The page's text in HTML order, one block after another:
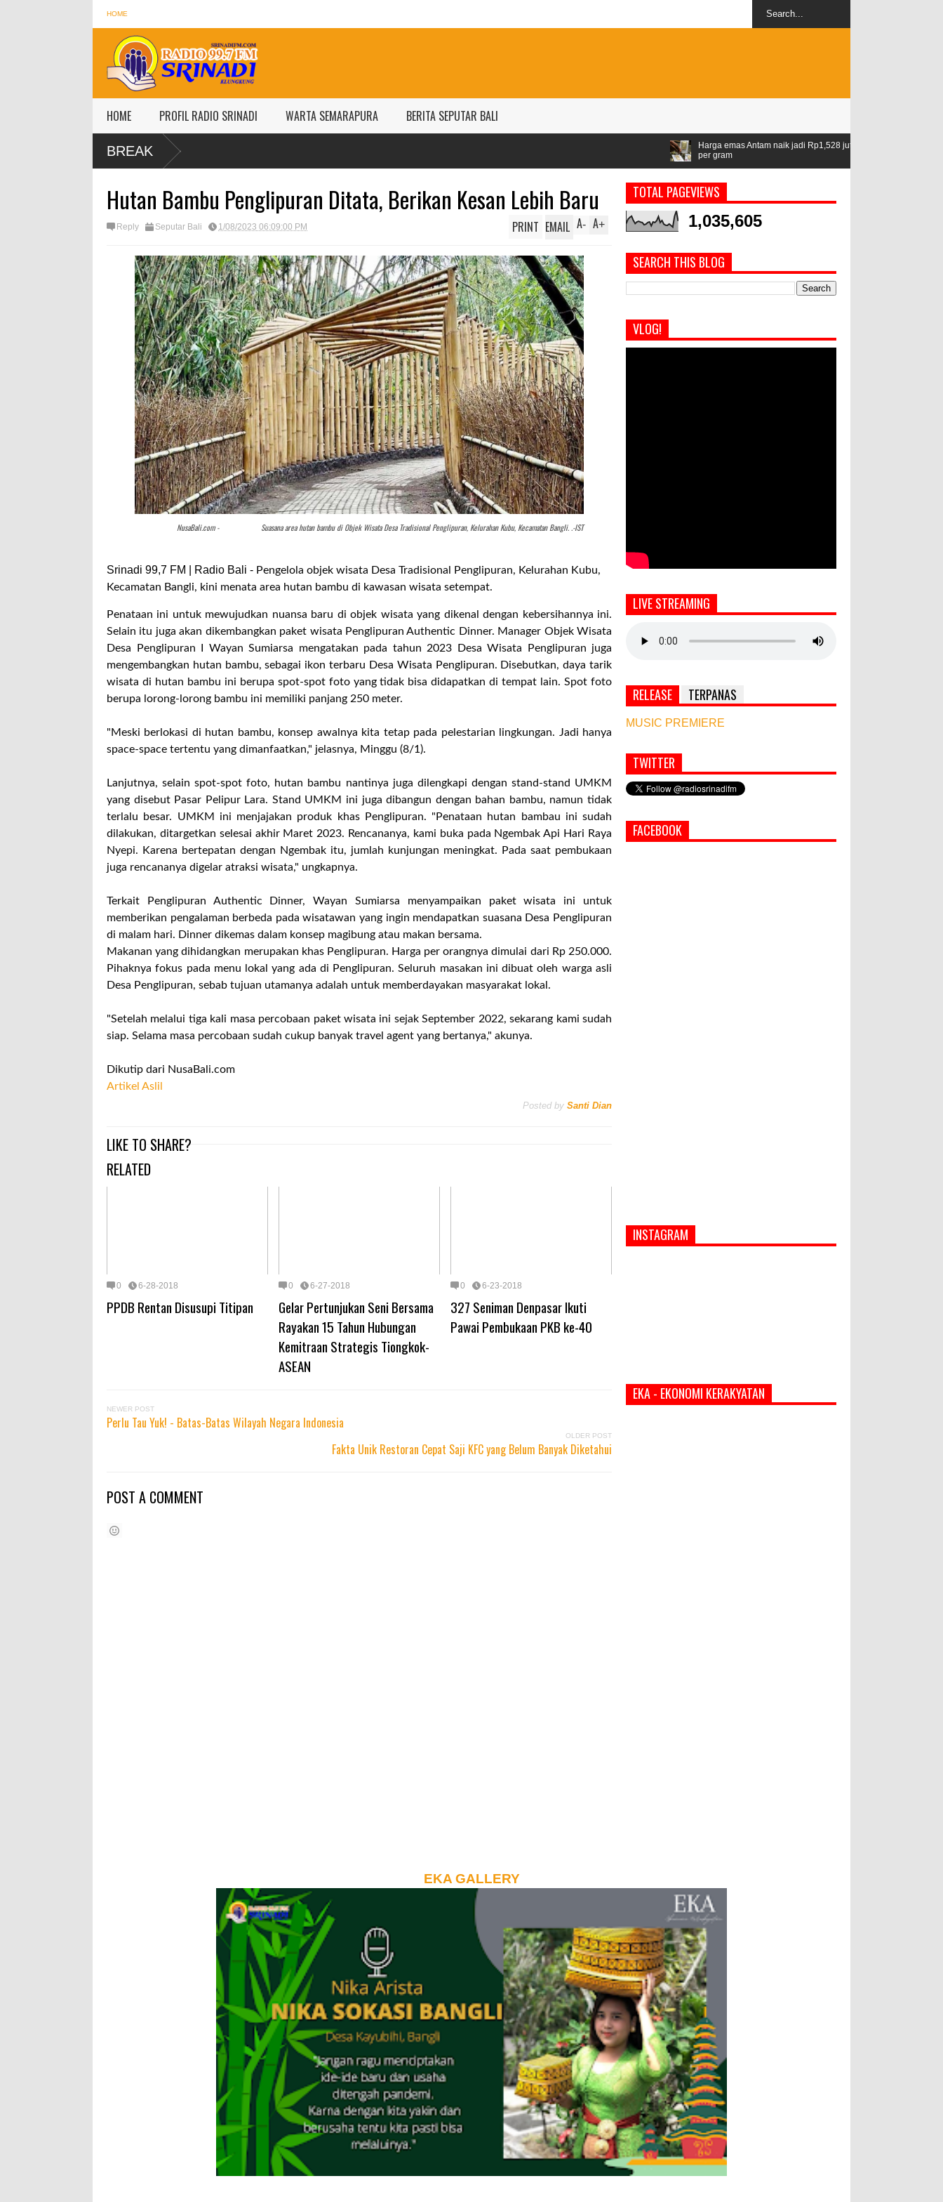
HOME
HOME PROFIL RADIO SRINADI WARTA SEMARAPURA BERITA SEPUTAR BALI
BREAK
Harga emas Antam naik jadi Rp1,528 juta
Airlangga: ASEAN jadi
Hutan Bambu Penglipuran Ditata, Berikan Kesan Lebih Baru
Reply Seputar Bali 1/08/2023 06:09:00 PM A+
A-
PRINT EMAIL
NusaBali.com - Suasana area hutan bambu di Objek Wisata Desa Tradisional Penglipuran, Kelurahan Kubu, Kecamatan Bangli. .-IST
Srinadi 99,7 FM | Radio Bali - Pengelola objek wisata Desa Tradisional Penglipuran, Kelurahan Kubu,
Kecamatan Bangli, kini menata area hutan bambu di kawasan wisata setempat.
Penataan ini untuk mewujudkan nuansa baru di objek wisata yang dikenal dengan kebersihannya ini.
Selain itu juga akan dikembangkan paket wisata Penglipuran Authentic Dinner. Manager Objek Wisata
Desa Penglipuran I Wayan Sumiarsa mengatakan pada tahun 2023 Desa Wisata Penglipuran juga
mengembangkan hutan bambu, sebagai ikon terbaru Desa Wisata Penglipuran. Disebutkan, daya tarik
wisata di hutan bambu ini berupa spot-spot foto yang tidak bisa didapatkan di tempat lain. Spot foto
berupa lorong-lorong bambu ini memiliki panjang 250 meter.
"Meski berlokasi di hutan bambu, konsep awalnya kita tetap pada pelestarian lingkungan. Jadi hanya
space-space tertentu yang dimanfaatkan," jelasnya, Minggu (8/1).
Lanjutnya, selain spot-spot foto, hutan bambu nantinya juga dilengkapi dengan stand-stand UMKM
yang disebut Pasar Pelipur Lara. Stand UMKM ini juga dibangun dengan bahan bambu, namun tidak
terlalu besar. UMKM ini menjajakan produk khas Penglipuran. "Penataan hutan bambau ini sudah
dilakukan, ditargetkan selesai akhir Maret 2023. Rencananya, kami buka pada Ngembak Api Hari Raya
Nyepi. Karena bertepatan dengan Ngembak itu, jumlah kunjungan meningkat. Pada saat pembukaan
juga rencananya digelar atraksi wisata," ungkapnya.
Terkait Penglipuran Authentic Dinner, Wayan Sumiarsa menyampaikan paket wisata ini untuk
memberikan pengalaman berbeda pada wisatawan yang ingin mendapatkan suasana Desa Penglipuran
di malam hari. Dinner dikemas dalam konsep magibung atau makan bersama.
Makanan yang dihidangkan merupakan khas Penglipuran. Harga per orangnya dimulai dari Rp 250.000.
Pihaknya fokus pada menu lokal yang ada di Penglipuran. Seluruh masakan ini dibuat oleh warga asli
Desa Penglipuran, sebab tujuan utamanya adalah untuk memberdayakan masyarakat lokal.
"Setelah melalui tiga kali masa percobaan paket wisata ini sejak September 2022, sekarang kami sudah
siap. Selama masa percobaan sudah cukup banyak travel agent yang bertanya," akunya.
Dikutip dari NusaBali.com
Artikel Aslil
Posted by Santi Dian
LIKE TO SHARE?
RELATED
0 6-28-2018
PPDB Rentan Disusupi Titipan
0 6-27-2018
Gelar Pertunjukan Seni Bersama
Rayakan 15 Tahun Hubungan
Kemitraan Strategis Tiongkok-
ASEAN
0 6-23-2018
327 Seniman Denpasar Ikuti
Pawai Pembukaan PKB ke-40
NEWER POST
Perlu Tau Yuk! - Batas-Batas Wilayah Negara Indonesia
OLDER POST
Fakta Unik Restoran Cepat Saji KFC yang Belum Banyak Diketahui
POST A COMMENT
TOTAL PAGEVIEWS
1,035,605
SEARCH THIS BLOG
VLOG!
LIVE STREAMING
RELEASE TERPANAS
MUSIC PREMIERE
Simbol Persahabatan, RI Bangun Islamic Centre
di Afghanistan
PASAR MURAH
TWITTER
FACEBOOK
INSTAGRAM
EKA - EKONOMI KERAKYATAN
EKA GALLERY